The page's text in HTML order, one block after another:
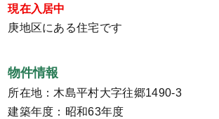
現在入居中
庚地区にある住宅です
物件情報
所在地：木島平村大字往郷1490-3
建築年度：昭和63年度